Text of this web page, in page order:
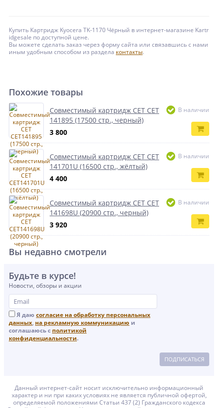
Купить Картридж Kyocera TK-1170 Чёрный в интернет-магазине Kartr
idgesale по доступной цене.
Вы можете сделать заказ через форму сайта или связавшись с нами
иным удобным способом из раздела контакты.
Похожие товары
Совместимый картридж CET CET
141895 (17500 стр., черный)
3 800
В наличии
Совместимый картридж CET CET
141701U (16500 стр., жёлтый)
4 400
В наличии
Совместимый картридж CET CET
141698U (20900 стр., черный)
3 920
В наличии
Вы недавно смотрели
Будьте в курсе!
Новости, обзоры и акции
Я даю согласие на обработку персональных
данных, на рекламную коммуникацию и
соглашаюсь с политикой
конфиденциальности.
ПОДПИСАТЬСЯ
Данный интернет-сайт носит исключительно информационный
характер и ни при каких условиях не является публичной офертой,
определяемой положениями Статьи 437 (2) Гражданского кодекса